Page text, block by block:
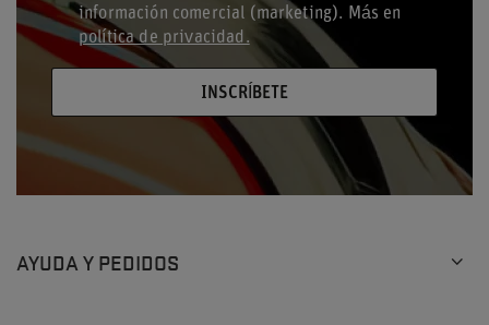
información comercial (marketing). Más en
política de privacidad.
INSCRÍBETE
AYUDA Y PEDIDOS